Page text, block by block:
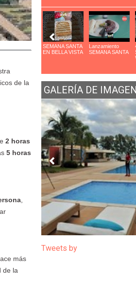
de la
2 horas
5 horas
,
más
de la
Foz
SEMANA SANTA
EN BELLA VISTA
Lanzamiento
SEMANA SANTA
GALERÍA DE
Tweets by